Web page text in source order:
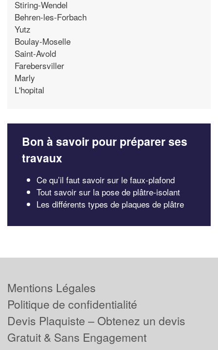
Stiring-Wendel
Behren-les-Forbach
Yutz
Boulay-Moselle
Saint-Avold
Farebersviller
Marly
L'hopital
Bon à savoir pour préparer ses
travaux
Ce qu’il faut savoir sur le faux-plafond
Tout savoir sur la pose de plâtre-isolant
Les différents types de plaques de plâtre
Mentions Légales
Politique de confidentialité
Devis Plaquiste – Obtenez un devis
Gratuit & Sans Engagement